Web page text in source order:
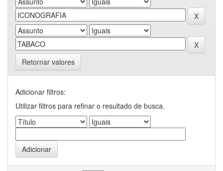
Retornar valores
Adicionar filtros:
Utilizar filtros para refinar o resultado de busca.